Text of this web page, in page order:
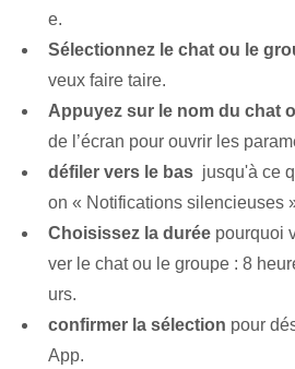
e.
Sélectionnez le chat ou le
veux faire taire.
Appuyez sur le nom du chat
de l’écran pour ouvrir les
défiler vers le bas
jusqu'à ce
on « Notifications silencieuses
Choisissez la durée pourquoi
ver le chat ou le groupe : 8
urs.
confirmer la sélection pour
App.